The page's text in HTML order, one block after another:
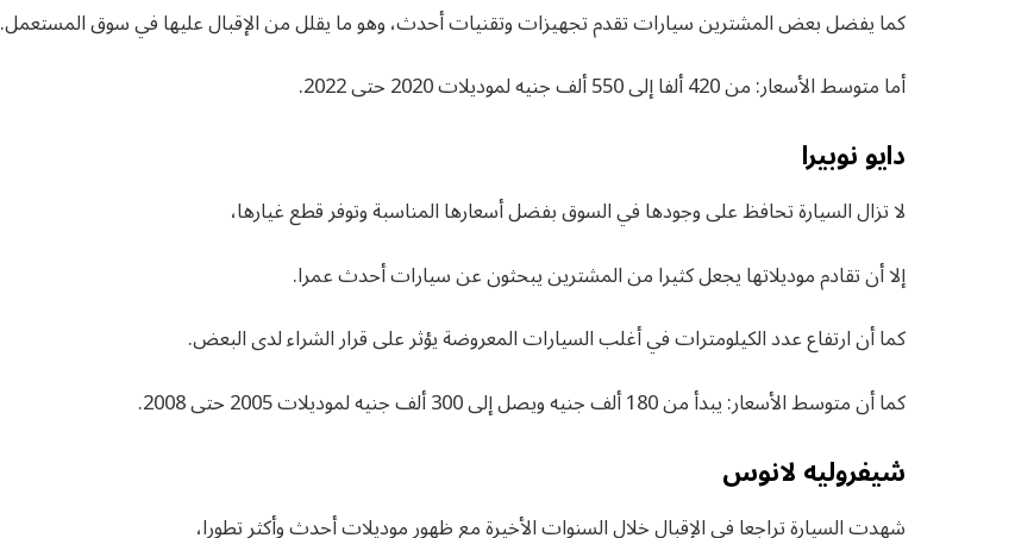
كما يفضل بعض المشترين سيارات تقدم تجهيزات وتقنيات أحدث، وهو ما يقلل من الإقبال عليها في سوق المستعمل.
أما متوسط الأسعار: من 420 ألفا إلى 550 ألف جنيه لموديلات 2020 حتى 2022.
دايو نوبيرا
لا تزال السيارة تحافظ على وجودها في السوق بفضل أسعارها المناسبة وتوفر قطع غيارها،
إلا أن تقادم موديلاتها يجعل كثيرا من المشترين يبحثون عن سيارات أحدث عمرا.
كما أن ارتفاع عدد الكيلومترات في أغلب السيارات المعروضة يؤثر على قرار الشراء لدى البعض.
كما أن متوسط الأسعار: يبدأ من 180 ألف جنيه ويصل إلى 300 ألف جنيه لموديلات 2005 حتى 2008.
شيفروليه لانوس
شهدت السيارة تراجعا في الإقبال خلال السنوات الأخيرة مع ظهور موديلات أحدث وأكثر تطورا،